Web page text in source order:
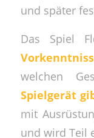
und später
Das Spiel
welchen
Spielgerät
mit
und wird Teil